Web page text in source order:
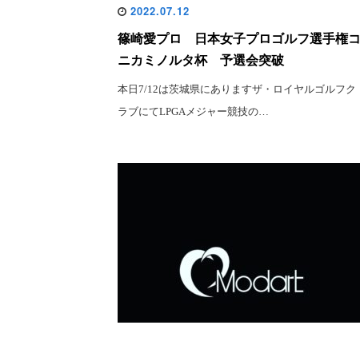
2022.07.12
篠崎愛プロ 日本女子プロゴルフ選手権コ
ニカミノルタ杯 予選会突破
本日7/12は茨城県にありますザ・ロイヤルゴルフク
ラブにてLPGAメジャー競技の…